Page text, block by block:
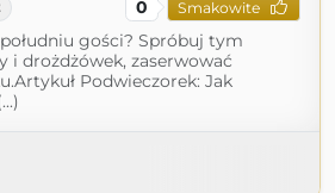
0 Smakowite
gości? Spróbuj tym
i drożdżówek, zaserwować
Podwieczorek: Jak